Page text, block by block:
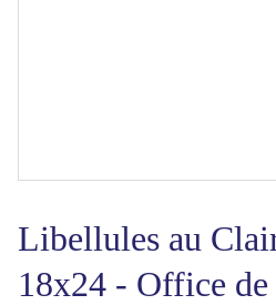
Libellules au
18x24 - Office